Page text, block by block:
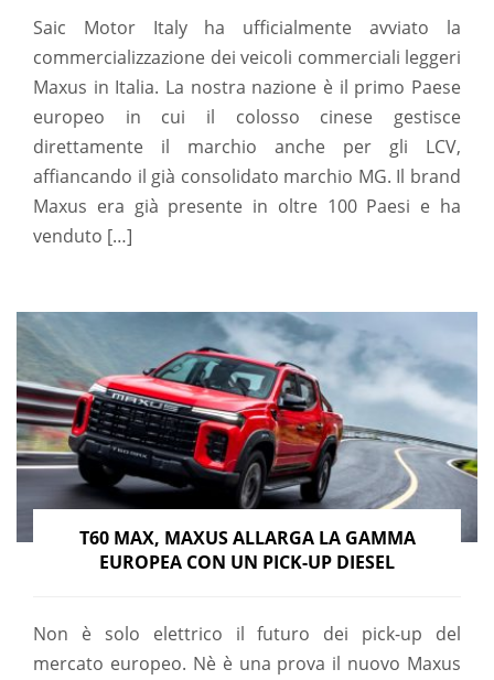
Saic Motor Italy ha ufficialmente avviato la
commercializzazione dei veicoli commerciali leggeri
Maxus in Italia. La nostra nazione è il primo Paese
europeo in cui il colosso cinese gestisce
direttamente il marchio anche per gli LCV,
affiancando il già consolidato marchio MG. Il brand
Maxus era già presente in oltre 100 Paesi e ha
venduto […]
T60 MAX, MAXUS ALLARGA LA GAMMA
EUROPEA CON UN PICK-UP DIESEL
Non è solo elettrico il futuro dei pick-up del
mercato europeo. Nè è una prova il nuovo Maxus